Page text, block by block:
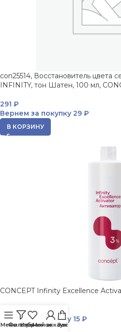
con25514, Восстановитель цвета
INFINITY, тон Шатен, 100 мл,
291 ₽
Вернем за покупку 29 ₽
В КОРЗИНУ
CONCEPT Infinity Excellence
153 ₽
Вернем за покупку 15 ₽
МенюФильтры
Избранное
Мой аккаунт
Заказ